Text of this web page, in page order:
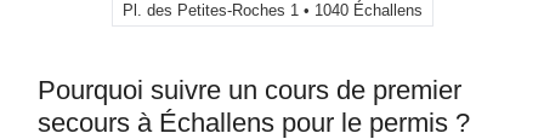
Pl. des Petites-Roches 1 • 1040 Échallens
Pourquoi suivre un cours de premier
secours à Échallens pour le permis ?